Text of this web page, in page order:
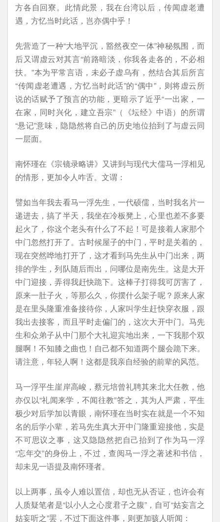
方各自回寮。此情此景，我在台湾以后，传闻虚老遭
遇，方忆当时此话，岂亦偶中乎！
先营造了一种“大地平沉，豁然夜空一体”神秘氛围，而
后又谓虚云对其言“前路暗淡，你我各走各的，不必相
扶。”本为平常言语，未必子虚乌有，然结合其后所言
“传闻虚老遭遇，方忆当时此话”的“偶中”，则将虚云所
说的话赋予了预言的功能，更暗示了近乎“一出家，一
在家，同时兴化，建立吾宗”（《坛经》中语）的所谓
“悬记”意味，隐隐然将自己的历史地位抬到了与虚云同
一层面。
南怀瑾在《宗镜录略讲》又讲到与现代大儒马一浮相见
的情形，更加令人咋舌。文谓：
譬如当年我去看马一浮先生，一代硕儒，当时我名片一
递进去，搞了半天，我坐在冷板凳上，心里也差不多要
起火了，你这个老头有什么了不起！可是接着人家那个
中门忽然打开了。古时候屋子的中门，平时是关着的，
现在突然哗地打开了，这才看到马先生从中门出来，两
排的学生，列队随后而出，问哪位是南先生。这是大开
中门迎接，弄得我赶快跪下。这棒子打得我可厉害了，
原来一肚子火，等那么久，你摆什么架子呢？原来人家
是在里头隆重准备接待你，人家叫学生赶快穿衣服，跟
我出去接客，而且平时走偏门的，这次大开中门。马先
生和众弟子从中门那个大礼迎宾地出来，一下我那个双
腿啊！不知膝之曲也！自己都不知道两个腿会跪下来。
请注意，年轻人啊！这都是我亲自经验的前辈的风范。
马一浮平生崖岸高峻，蔡元培曾礼聘其来北大任教，他
亦仅以“礼闻来学，不闻往教”答之，其为人严肃，平生
极少对后学加以青眼，南怀瑾在当时实在就是一个不知
名的后学小辈，若马先生真大开中门隆重迎接他，实是
不可思议之事，这又隐隐然把自己抬到了作为马一浮
“忘年交”的身份上，不过，查阅马一浮之著述和书信，
却未见一语提及南怀瑾者。
以上两事，虽令人难以置信，却也无从否证，也许会有
人质疑笔者是“以小人之心度君子之腹”，自可“姑妄言之
姑妄听之”罢，不过下面这件事，则更加骇人听闻：